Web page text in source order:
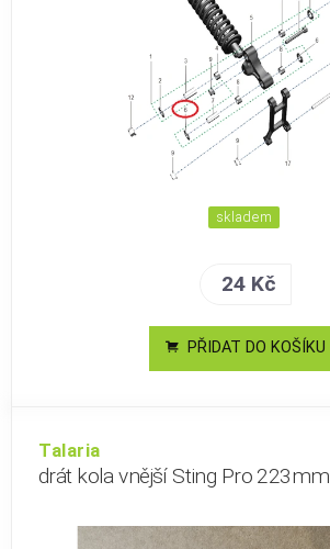
skladem
24 Kč
PŘIDAT DO KOŠÍKU
Talaria
drát kola vnější Sting Pro 223mm